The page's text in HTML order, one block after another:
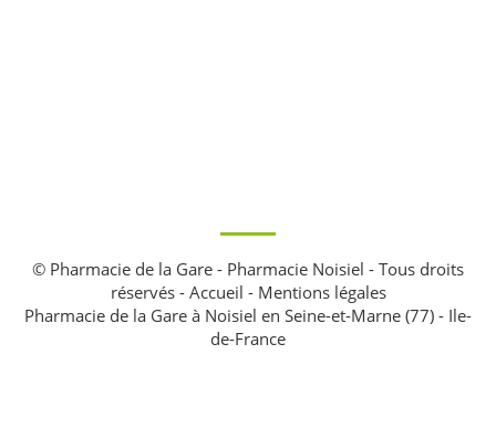
© Pharmacie de la Gare - Pharmacie Noisiel - Tous droits
réservés - Accueil - Mentions légales
Pharmacie de la Gare à Noisiel en Seine-et-Marne (77) - Ile-
de-France